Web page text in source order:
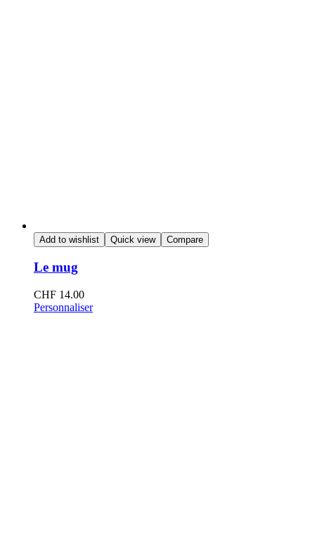
Add to wishlist Quick view Compare
Le mug
CHF 14.00
Personnaliser